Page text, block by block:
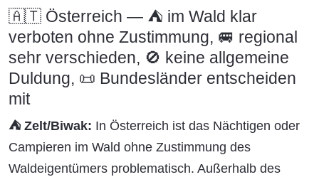
🇦🇹 Österreich — ⛺ im Wald klar
verboten ohne Zustimmung, 🚐 regional
sehr verschieden, 🚫 keine allgemeine
Duldung, 📜 Bundesländer entscheiden
mit
⛺ Zelt/Biwak: In Österreich ist das Nächtigen oder
Campieren im Wald ohne Zustimmung des
Waldeigentümers problematisch. Außerhalb des